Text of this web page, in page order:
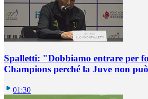
Spalletti: "Dobbiamo entrare per
Champions perché la Juve non
01:30